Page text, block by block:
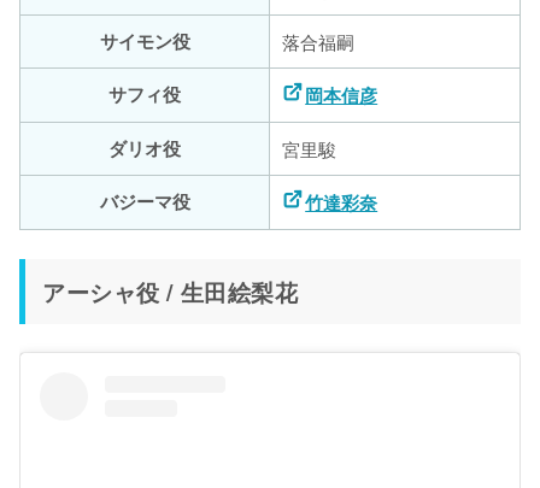
サイモン役
落合福嗣
サフィ役
岡本信彦
ダリオ役
宮里駿
バジーマ役
竹達彩奈
アーシャ役 / 生田絵梨花